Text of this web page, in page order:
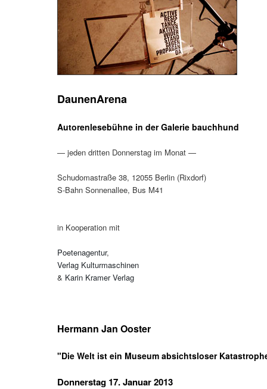
DaunenArena
Autorenlesebühne in der Galerie bauchhund
— jeden dritten Donnerstag im Monat —
Schudomastraße 38, 12055 Berlin (Rixdorf)
S-Bahn Sonnenallee, Bus M41
in Kooperation mit
Poetenagentur,
Verlag Kulturmaschinen
& Karin Kramer Verlag
Hermann Jan Ooster
"Die Welt ist ein Museum absichtsloser
Donnerstag 17. Januar 2013